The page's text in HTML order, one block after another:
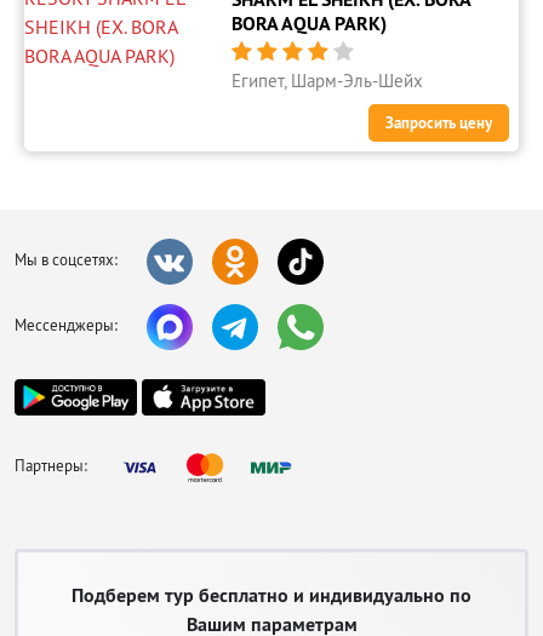
разнообразия товаров, часть которых абсолютно бесполезна и будет
пылиться в шкафу не вызывая никаких воспоминаний. Так что же купить в
Египте на память?
Сувенирная продукция. Папирусы (обязательно оцените качество,
на хороших экземплярах ровные красивые изображения и их
можно сминать, не причинив вреда материалу), необычные
Ковер. Выбирать нужно очень тщательно, среди большого
разнообразия есть качественные и достойные внимания
Золото. За ним лучше идти не на рынок, где запросто можно купить
подделку, а в специализированный ювелирный магазин;
пользоваться, и настоящие пригодные для курения. Выбирая
кальян для использования по назначению, обратите внимание на
верблюда.
Высококачественные ароматические масла;
BORA AQUA PARK)
    
Египет, Шарм-Эль-Шейх
Запросить цену
Мы в соцсетях:
Мессенджеры:
Партнеры:
Подберем тур бесплатно и индивидуально по
Вашим параметрам